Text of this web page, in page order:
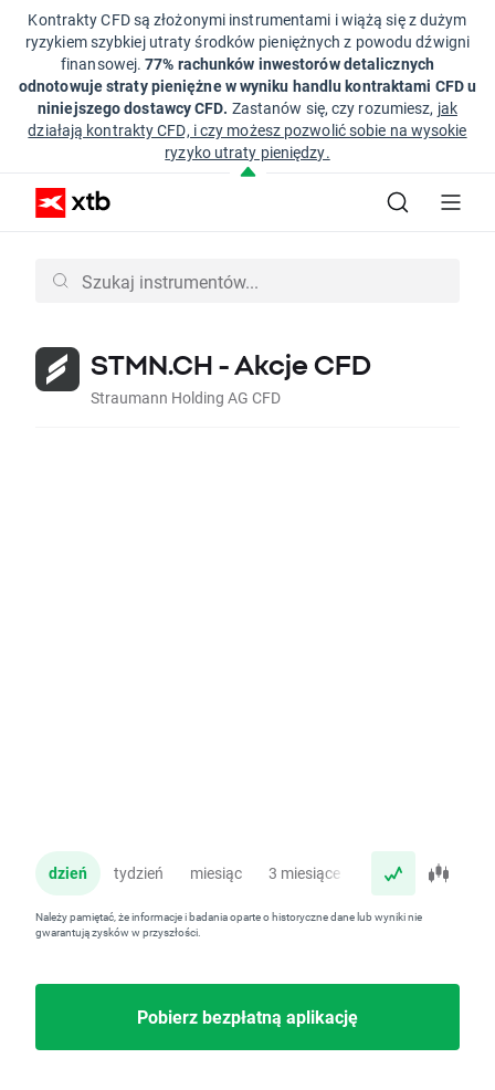
Kontrakty CFD są złożonymi instrumentami i wiążą się z dużym
ryzykiem szybkiej utraty środków pieniężnych z powodu dźwigni
finansowej.77% rachunków inwestorów detalicznych
odnotowuje straty pieniężne w wyniku handlu kontraktami CFD u
niniejszego dostawcy CFD. Zastanów się, czy rozumiesz, jak
działają kontrakty CFD, i czy możesz pozwolić sobie na wysokie
ryzyko utraty pieniędzy.
STMN.CH - Akcje CFD
Straumann Holding AG CFD
dzień tydzień miesiąc 3 miesiące rok
Należy pamiętać, że informacje i badania oparte o historyczne dane lub wyniki nie
gwarantują zysków w przyszłości.
Pobierz bezpłatną aplikację